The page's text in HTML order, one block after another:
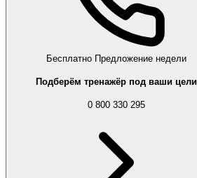
Бесплатно Предложение недели
Подберём тренажёр под ваши цели
0 800 330 295